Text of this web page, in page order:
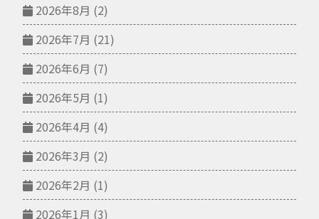
2026年8月 (2)
2026年7月 (21)
2026年6月 (7)
2026年5月 (1)
2026年4月 (4)
2026年3月 (2)
2026年2月 (1)
2026年1月 (3)